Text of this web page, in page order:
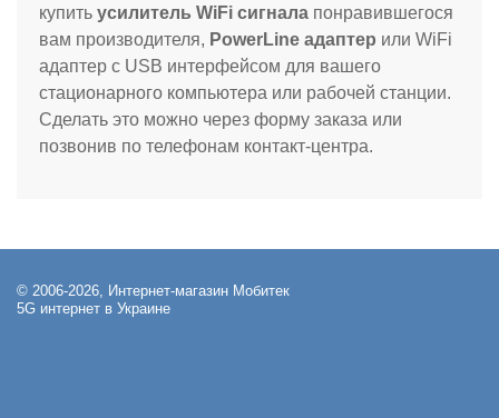
купить усилитель WiFi сигнала понравившегося
вам производителя, PowerLine адаптер или WiFi
адаптер с USB интерфейсом для вашего
стационарного компьютера или рабочей станции.
Сделать это можно через форму заказа или
позвонив по телефонам контакт-центра.
© 2006-2026, Интернет-магазин Мобитек
5G интернет в Украине